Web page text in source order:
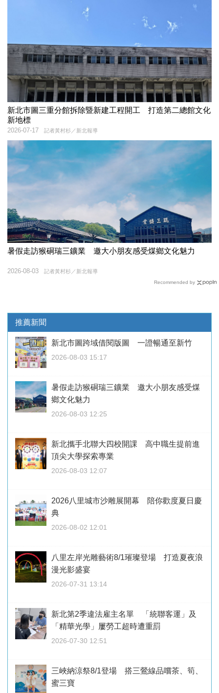
新北市圖三重分館拆除暨新建工程開工 打造第二總館文化
新地標
記者黃村杉／新北報導
2026-07-17
暑假走訪猴硐瑞三鑛業 邀大小朋友感受煤鄉文化魅力
記者黃村杉／新北報導
2026-08-03
Recommended by
推薦新聞
新北市圖跨域借閱版圖 一證暢通至新竹
2026-08-03 15:17
暑假走訪猴硐瑞三鑛業 邀大小朋友感受煤
鄉文化魅力
2026-08-03 12:25
新北攜手北聯大四校開課 高中職生提前進
頂尖大學探索專業
2026-08-03 12:07
2026八里城市沙雕展開幕 陪你歡度夏日慶
典
2026-08-02 12:01
八里左岸光雕藝術8/1璀璨登場 打造夏夜浪
漫光影盛宴
2026-07-31 13:14
新北第2季違法雇主名單 「統聯客運」及
「精華光學」屢勞工超時遭重罰
2026-07-30 12:51
三峽納涼祭8/1登場 搭三鶯線品嚐茶、筍、
蜜三寶